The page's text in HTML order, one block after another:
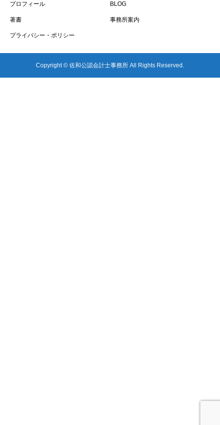
プロフィール BLOG
著書 事務所案内
プライバシー・ポリシー
Copyright © 佐和公認会計士事務所 All Rights Reserved.